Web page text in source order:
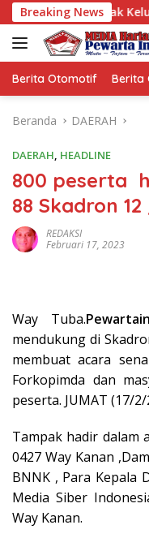
Langsung
ke
konten
Breaking News
Hak Keluarga
Berita Otomotif Berita
Beranda DAERAH
DAERAH, HEADLINE
800 peserta
88 Skadron
REDAKSI
Februari 17, 2023
Way Tuba.
mendukung di
membuat acara
Forkopimda dan
peserta. JUMAT (17/2/
Tampak hadir dalam
0427 Way Kanan
BNNK , Para Kepala
Media Siber
Way Kanan.